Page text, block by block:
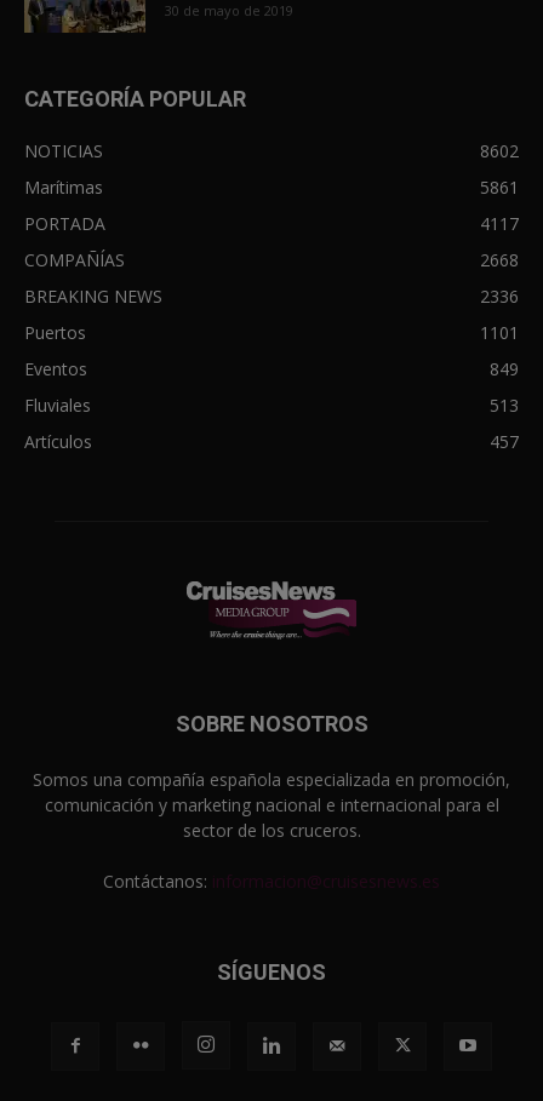
30 de mayo de 2019
CATEGORÍA POPULAR
NOTICIAS
8602
Marítimas
5861
PORTADA
4117
COMPAÑÍAS
2668
BREAKING NEWS
2336
Puertos
1101
Eventos
849
Fluviales
513
Artículos
457
SOBRE NOSOTROS
Somos una compañía española especializada en promoción,
comunicación y marketing nacional e internacional para el
sector de los cruceros.
Contáctanos: informacion@cruisesnews.es
SÍGUENOS